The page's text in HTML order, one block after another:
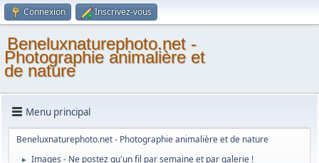
Connexion Inscrivez-vous
Beneluxnaturephoto.net -
Photographie animalière et
de nature
Menu principal
Beneluxnaturephoto.net - Photographie animalière et de nature
► Images - Ne postez qu'un fil par semaine et par galerie !